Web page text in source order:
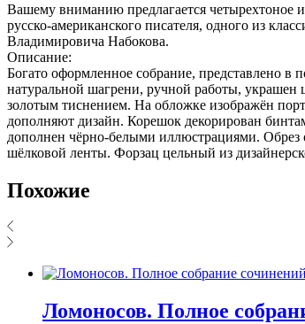
Вашему вниманию предлагается четырехтоное
русско-американского писателя, одного из
Владимировича Набокова.
Описание:
Богато оформленное собрание, представлено
натуральной шагрени, ручной работы, украшен
золотым тиснением. На обложке изображён
дополняют дизайн. Корешок декорирован
дополнен чёрно-белыми иллюстрациями.
шёлковой ленты. Форзац цельный из
Похожие
Ломоносов. Полное